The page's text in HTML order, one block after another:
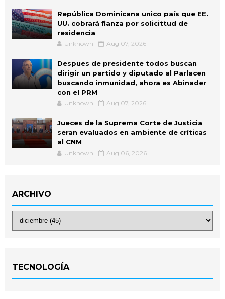
República Dominicana unico país que EE.
UU. cobrará fianza por solicittud de
residencia
Unknown Aug 07, 2026
Despues de presidente todos buscan
dirigir un partido y diputado al Parlacen
buscando inmunidad, ahora es Abinader
con el PRM
Unknown Aug 07, 2026
Jueces de la Suprema Corte de Justicia
seran evaluados en ambiente de críticas
al CNM
Unknown Aug 06, 2026
ARCHIVO
TECNOLOGÍA